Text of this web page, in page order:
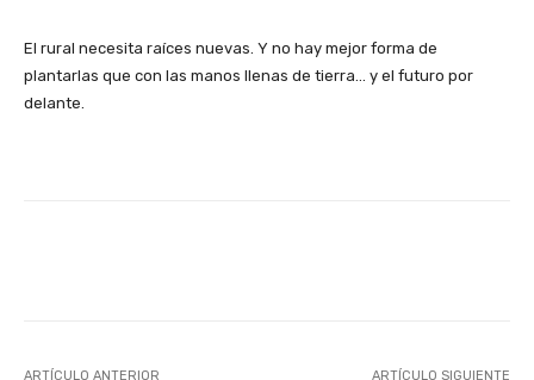
El rural necesita raíces nuevas. Y no hay mejor forma de
plantarlas que con las manos llenas de tierra… y el futuro por
delante.
ARTÍCULO ANTERIOR ARTÍCULO SIGUIENTE